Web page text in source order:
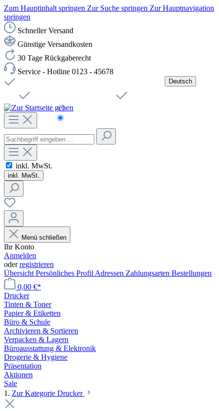
Zum Hauptinhalt springen Zur Suche springen Zur Hauptnavigation
springen
Schneller Versand
Günstige Versandkosten
30 Tage Rückgaberecht
Service - Hotline 0123 - 45678
Deutsch
Čeština
inkl. MwSt.
inkl. MwSt.
Menü schließen
Ihr Konto
Anmelden
oderregistrieren
Übersicht Persönliches Profil Adressen Zahlungsarten Bestellungen
0,00 €*
Drucker
Tinten & Toner
Papier & Etiketten
Büro & Schule
Archivieren & Sortieren
Verpacken & Lagern
Büroausstattung & Elektronik
Drogerie & Hygiene
Präsentation
Aktionen
Sale
1. Zur Kategorie Drucker